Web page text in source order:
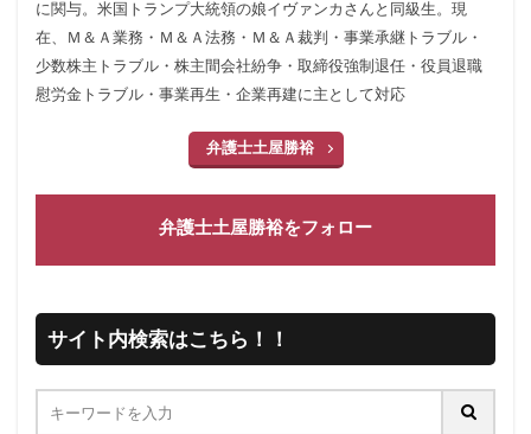
に関与。米国トランプ大統領の娘イヴァンカさんと同級生。現
在、Ｍ＆Ａ業務・Ｍ＆Ａ法務・Ｍ＆Ａ裁判・事業承継トラブル・
少数株主トラブル・株主間会社紛争・取締役強制退任・役員退職
慰労金トラブル・事業再生・企業再建に主として対応
弁護士土屋勝裕
弁護士土屋勝裕をフォロー
サイト内検索はこちら！！